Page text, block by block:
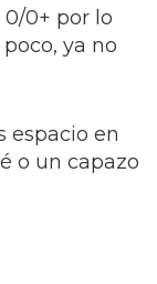
0+ por lo
ya no
espacio en
o un capazo